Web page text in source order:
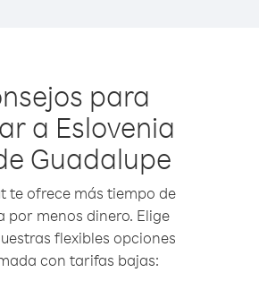
para
a Eslovenia
Guadalupe
te ofrece más tiempo de
por menos dinero. Elige
flexibles opciones
con tarifas bajas: